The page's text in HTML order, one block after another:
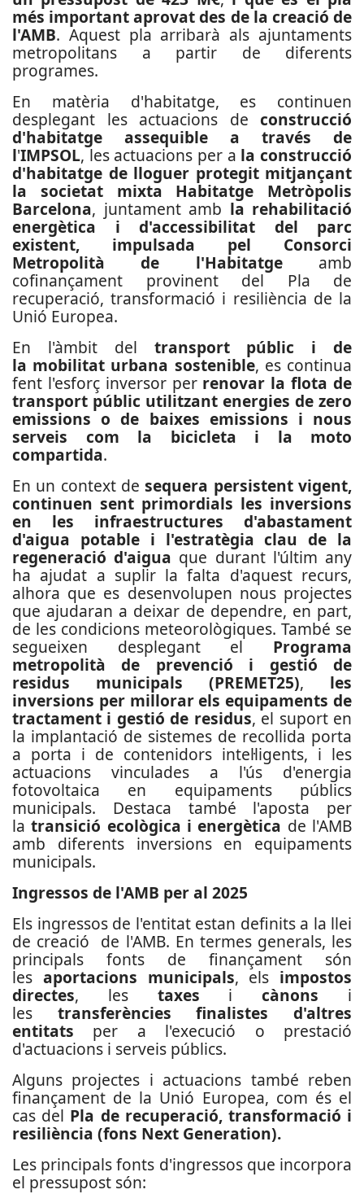
més important aprovat des de la creació de
l'AMB. Aquest pla arribarà als ajuntaments
metropolitans a partir de diferents
programes.
En matèria d'habitatge, es continuen
desplegant les actuacions de construcció
d'habitatge assequible
a través de
l'IMPSOL, les actuacions per a la construcció
d'habitatge de lloguer protegit mitjançant
la societat mixta Habitatge Metròpolis
Barcelona, juntament amb la rehabilitació
energètica i d'accessibilitat del parc
existent, impulsada pel
Consorci
Metropolità de l'Habitatge amb
cofinançament provinent del Pla de
recuperació, transformació i resiliència de la
Unió Europea.
En l'àmbit del transport públic i de
la mobilitat urbana sostenible, es continua
fent l'esforç inversor per renovar la flota de
transport públic utilitzant energies de zero
emissions o de baixes emissions i nous
serveis com la bicicleta i la moto
compartida.
En un context de sequera persistent vigent,
continuen sent primordials les inversions
en les infraestructures d'abastament
d'aigua potable i l'estratègia clau de la
regeneració d'aigua que durant l'últim any
ha ajudat a suplir la falta d'aquest recurs,
alhora que es desenvolupen nous projectes
que ajudaran a deixar de dependre, en part,
de les condicions meteorològiques. També se
segueixen desplegant el Programa
metropolità de prevenció i gestió de
residus municipals (PREMET25), les
inversions per millorar els equipaments de
tractament i gestió de residus, el suport en
la implantació de sistemes de recollida porta
a porta i de contenidors intel·ligents, i les
actuacions vinculades a l'ús d'energia
fotovoltaica en equipaments públics
municipals. Destaca també l'aposta per
latransició ecològica i energètica de l'AMB
amb diferents inversions en equipaments
municipals.
Ingressos de l'AMB per al 2025
Els ingressos de l'entitat estan definits a la llei
de creació de l'AMB. En termes generals, les
principals fonts de finançament són
les aportacions municipals, els impostos
directes, les taxesicànons i
les transferències finalistes d'altres
entitats per a l'execució o prestació
d'actuacions i serveis públics.
Alguns projectes i actuacions també reben
finançament de la Unió Europea, com és el
cas del Pla de recuperació, transformació i
resiliència (fons Next Generation).
Les principals fonts d'ingressos que incorpora
el pressupost són: